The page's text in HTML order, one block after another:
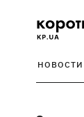
НОВОСТИ